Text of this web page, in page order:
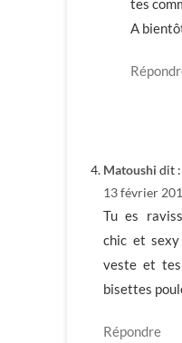
A
Matoushi dit :
13 février
Tu es
chic et
veste et tes
bisettes
Répondre